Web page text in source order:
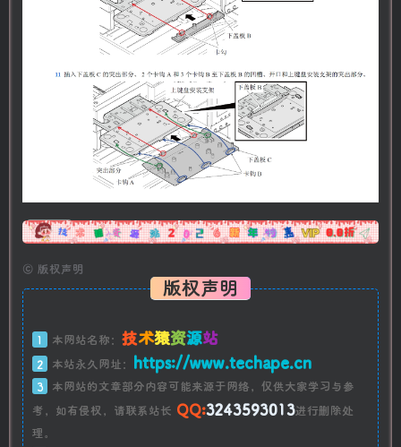
广告
© 版权声明
版权声明
1 本网站名称： 技术猿资源站
2 本站永久网址： https://www.techape.cn
3
本网站的文章部分内容可能来源于网络，仅供大家学习与参
考，如有侵权，请联系站长 QQ:3243593013进行删除处
理。